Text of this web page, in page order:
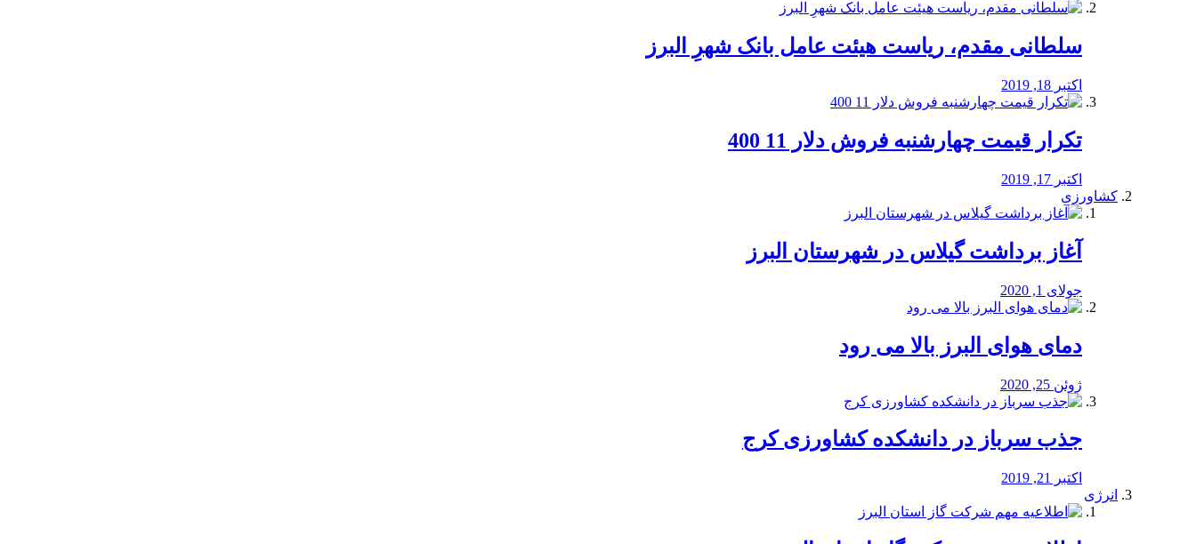
سلطانی مقدم، ریاست هیئت عامل بانک شهرِ البرز
اکتبر 18, 2019
تکرار قیمت چهارشنبه فروش دلار 11 400
اکتبر 17, 2019
کشاورزی
آغاز برداشت گیلاس در شهرستان البرز
جولای 1, 2020
دمای هوای البرز بالا می رود
ژوئن 25, 2020
جذب سرباز در دانشکده کشاورزی کرج
اکتبر 21, 2019
انرژی